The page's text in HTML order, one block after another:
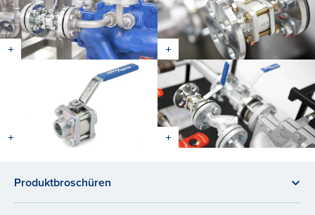
Produktbroschüren